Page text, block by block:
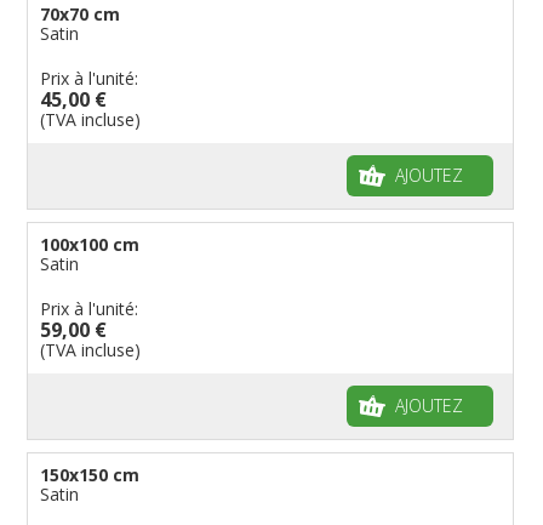
70x70 cm
Satin
Prix à l'unité:
45,00 €
(TVA incluse)
AJOUTEZ
100x100 cm
Satin
Prix à l'unité:
59,00 €
(TVA incluse)
AJOUTEZ
150x150 cm
Satin